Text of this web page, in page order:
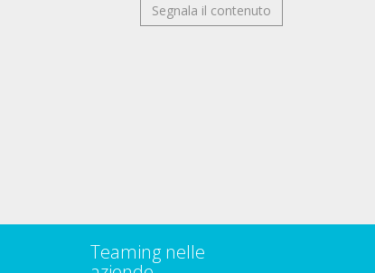
Segnala il contenuto
Teaming nelle